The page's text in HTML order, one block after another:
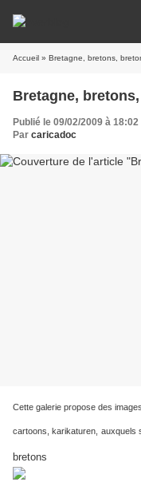
Accueil » Bretagne, bretons,
Bretagne,
Publié le 09/02/2009 à 18:02
Par caricadoc
Cette galerie propose des
cartoons, karikaturen, auxquels
bretons